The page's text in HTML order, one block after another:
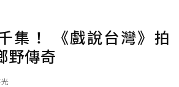
集！ 《戲說台灣》拍
野傳奇